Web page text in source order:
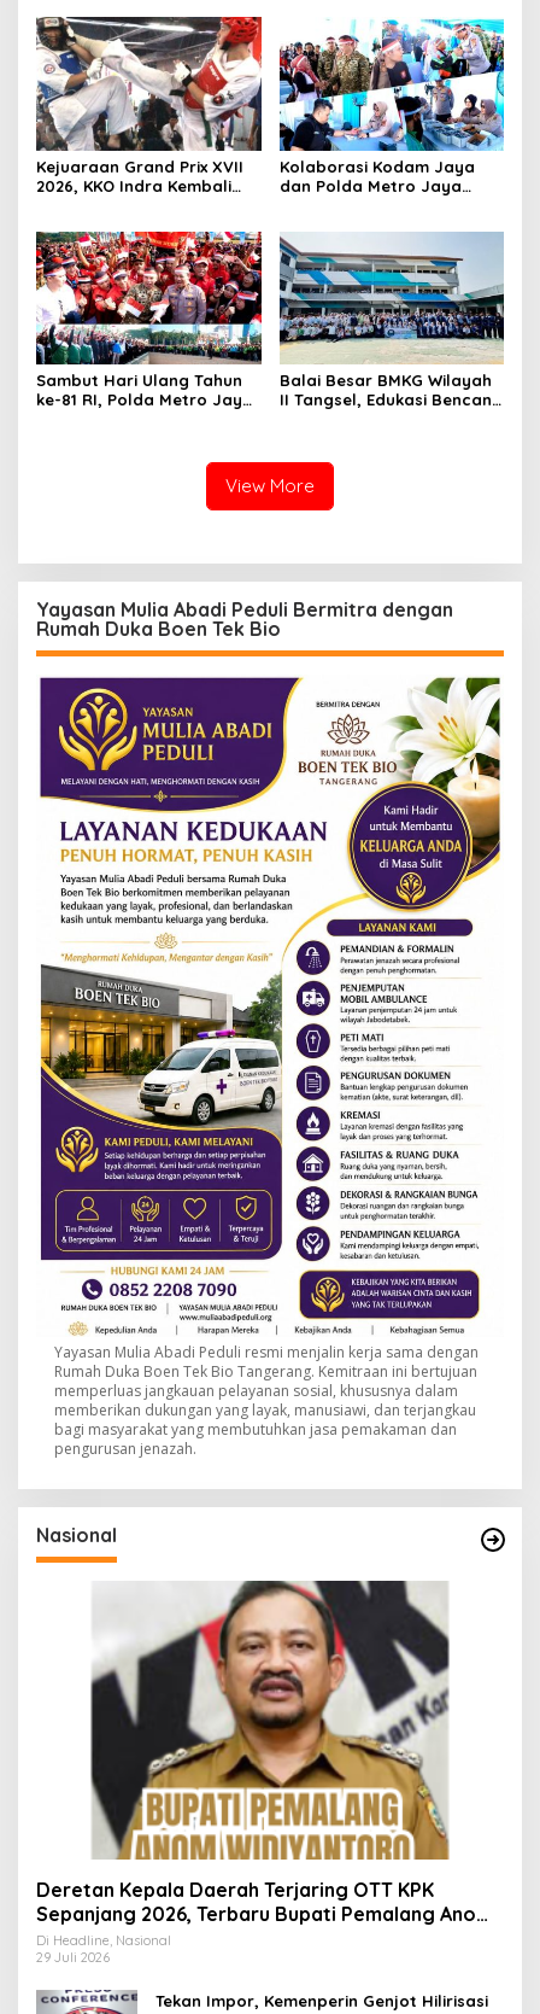
Desa
Kejuaraan Grand Prix XVII
2026, KKO Indra Kembali
Kolaborasi Kodam Jaya
dan Polda Metro Jaya
Sambut Hari Ulang Tahun
ke-81 RI, Polda Metro Jaya
Balai Besar BMKG Wilayah
II Tangsel, Edukasi Bencana
23
View More
Yayasan Mulia Abadi Peduli Bermitra dengan
Rumah Duka Boen Tek Bio
Yayasan Mulia Abadi Peduli resmi menjalin kerja sama dengan
Rumah Duka Boen Tek Bio Tangerang. Kemitraan ini bertujuan
memperluas jangkauan pelayanan sosial, khususnya dalam
memberikan dukungan yang layak, manusiawi, dan terjangkau
bagi masyarakat yang membutuhkan jasa pemakaman dan
pengurusan jenazah.
Nasional
Deretan Kepala Daerah Terjaring OTT KPK
Sepanjang 2026, Terbaru Bupati Pemalang Anom
Widiyantoro
Di Headline, Nasional
29 Juli 2026
Tekan Impor, Kemenperin Genjot Hilirisasi